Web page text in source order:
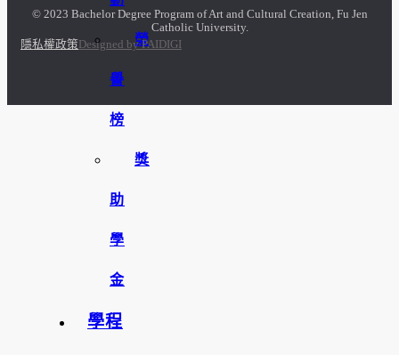
榮
譽
榜
獎
助
學
金
學程
© 2023 Bachelor Degree Program of Art and Cultural Creation, Fu Jen
Catholic University.
隱私權政策 Designed by PAIDIGI